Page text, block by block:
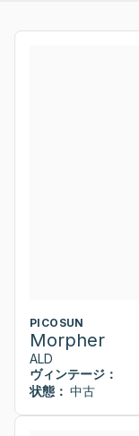
PICOSUN
Morpher
ALD
ヴィンテージ：
状態： 中古